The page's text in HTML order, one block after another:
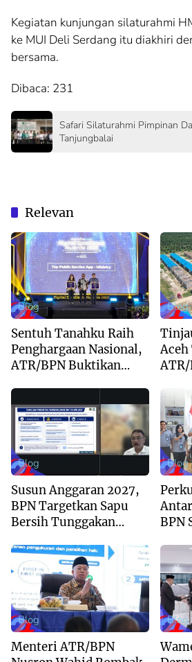
Kegiatan kunjungan silaturahmi
ke MUI Deli Serdang itu diakhiri
bersama.
Dibaca: 231
Safari Silaturahmi Pimpinan
Tanjungbalai
Relevan
Blog
Sentuh Tanahku Raih
Penghargaan Nasional,
ATR/BPN Buktikan
Blog
Blog
Susun Anggaran 2027,
BPN Targetkan Sapu
Bersih Tunggakan
Kepastian Waktu
Layanan
Blog
BPN
Blog
Menteri ATR/BPN
Blog